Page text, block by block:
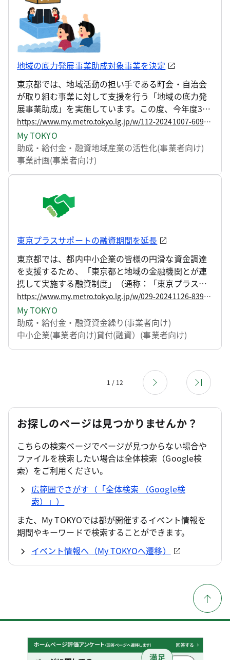
地域の底力発展事業助成対象事業を決定
東京都では、地域活動の担い手である町会・自治会
が取り組む事業に対して支援を行う「地域の底力発
展事業助成」を実施しています。この度、今年度3回
目の助成対象事業を下記のとおり決定しましたの
で、お知らせします。
https://www.my.metro.tokyo.lg.jp/w/112-20241007-60960638
My TOKYO
助成・給付金・融資地域産業の活性化(事業者向け)
事業計画(事業者向け)
東京プラスサポートの融資期間を延長
東京都では、都内中小企業の皆様の円滑な資金調達
を支援するため、「東京都と地域の金融機関とが連
携して実施する融資制度」（通称：「東京プラスサ
ポート」）を実施しています。
https://www.my.metro.tokyo.lg.jp/w/029-20241126-83909043
My TOKYO
助成・給付金・融資資金繰り(事業者向け)
中小企業(事業者向け)貸付(融資）(事業者向け)
1 / 12
お探しのページは見つかりませんか？
こちらの検索ページでページが見つからない場合や
ファイルを検索したい場合は全体検索（Google検
索）をご利用ください。
広範囲でさがす（「全体検索 （Google検
索）」）
また、My TOKYOでは都が開催するイベント情報を
期間やキーワードで検索することができます。
イベント情報へ（My TOKYOへ遷移）